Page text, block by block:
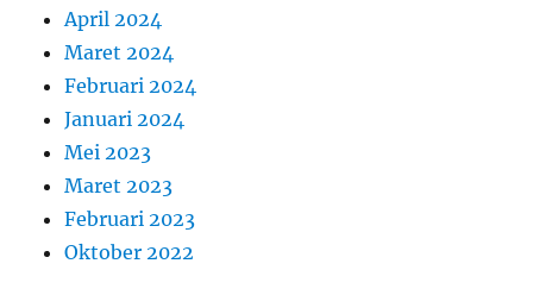
April 2024
Maret 2024
Februari 2024
Januari 2024
Mei 2023
Maret 2023
Februari 2023
Oktober 2022